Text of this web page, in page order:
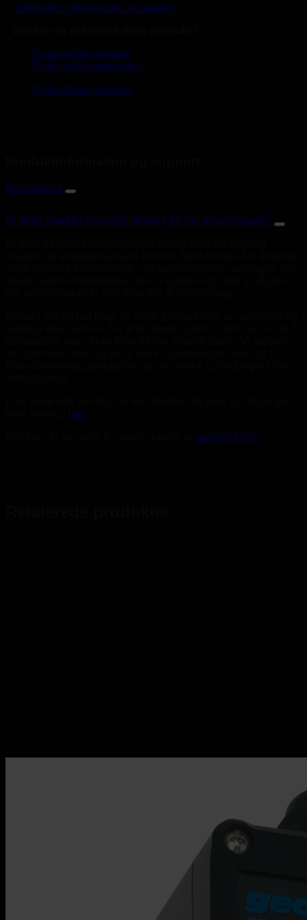
Yderligere information og support
Produktforespørgsel
Produktdokumentation
Produktforespørgsel
Beskrivelse
Er dette produkt den rette løsning for din arbejdsplads?
her.
gasdetektorer.